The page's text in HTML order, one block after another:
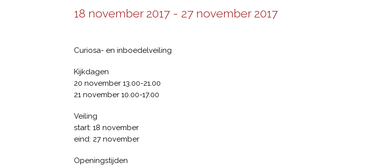
18 november 2017 - 27 november 2017
Curiosa- en inboedelveiling
Kijkdagen
20 november 13.00-21.00
21 november 10.00-17.00
Veiling
start: 18 november
eind: 27 november
Openingstijden